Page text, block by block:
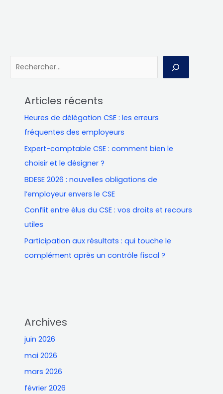
e
Articles récents
Heures de délégation CSE : les erreurs
fréquentes des employeurs
Expert-comptable CSE : comment bien le
choisir et le désigner ?
BDESE 2026 : nouvelles obligations de
l’employeur envers le CSE
Conflit entre élus du CSE : vos droits et recours
utiles
Participation aux résultats : qui touche le
complément après un contrôle fiscal ?
Archives
juin 2026
mai 2026
mars 2026
février 2026